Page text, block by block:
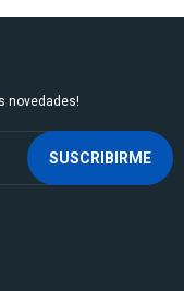
novedades!
SUSCRIBIRME